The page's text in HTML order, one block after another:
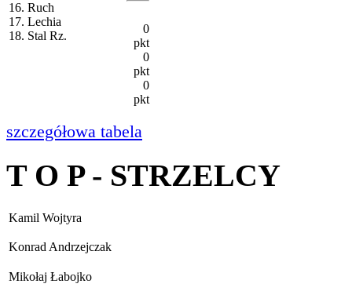
16. Ruch
17. Lechia
18. Stal Rz.
0
pkt
0
pkt
0
pkt
szczegółowa tabela
T O P - STRZELCY
Kamil Wojtyra
Konrad Andrzejczak
Mikołaj Łabojko